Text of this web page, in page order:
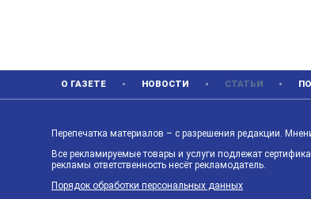
О ГАЗЕТЕ НОВОСТИ СТАТЬИ
Перепечатка материалов – с разрешения редакции.
Все рекламируемые товары и услуги подлежат
рекламы ответственность несёт рекламодатель.
Порядок обработки персональных данных